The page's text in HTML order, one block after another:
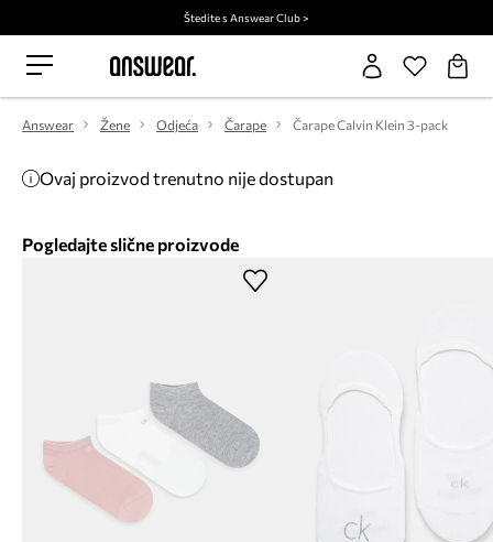
Štedite s Answear Club >
Answear Žene Odjeća Čarape Čarape Calvin Klein 3-pack
Ovaj proizvod trenutno nije dostupan
Pogledajte slične proizvode